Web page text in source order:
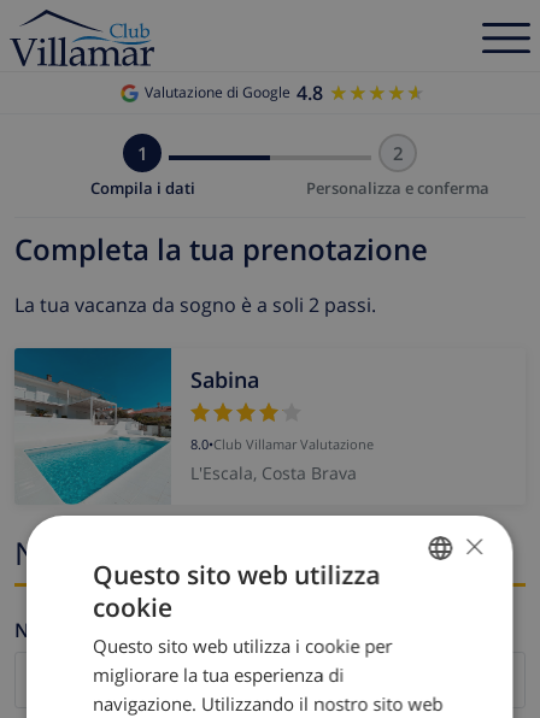
Valutazione di Google 4.8 ★★★★★
★★★★★
1
Compila i dati
2
Personalizza e conferma
Completa la tua prenotazione
La tua vacanza da sogno è a soli 2 passi.
Sabina
8.0•Club Villamar Valutazione
L'Escala, Costa Brava
Nome ed e-mail
Nome *
DUTCH
×
Questo sito web utilizza
cookie
Questo sito web utilizza i cookie per
migliorare la tua esperienza di
navigazione. Utilizzando il nostro sito web